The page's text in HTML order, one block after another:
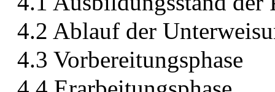
4.2 Ablauf der
4.3 Vorbereitungsphase